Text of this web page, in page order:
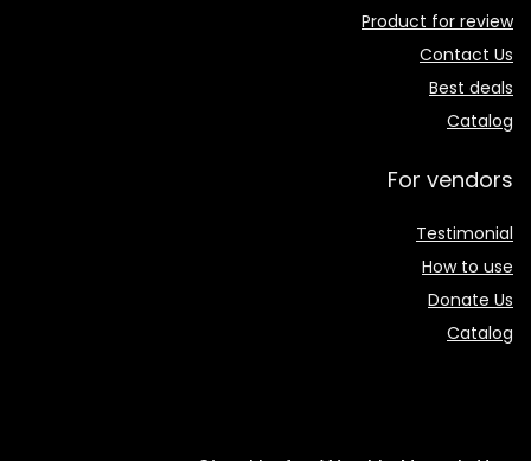
Product for review
Contact Us
Best deals
Catalog
For vendors
Testimonial
How to use
Donate Us
Catalog